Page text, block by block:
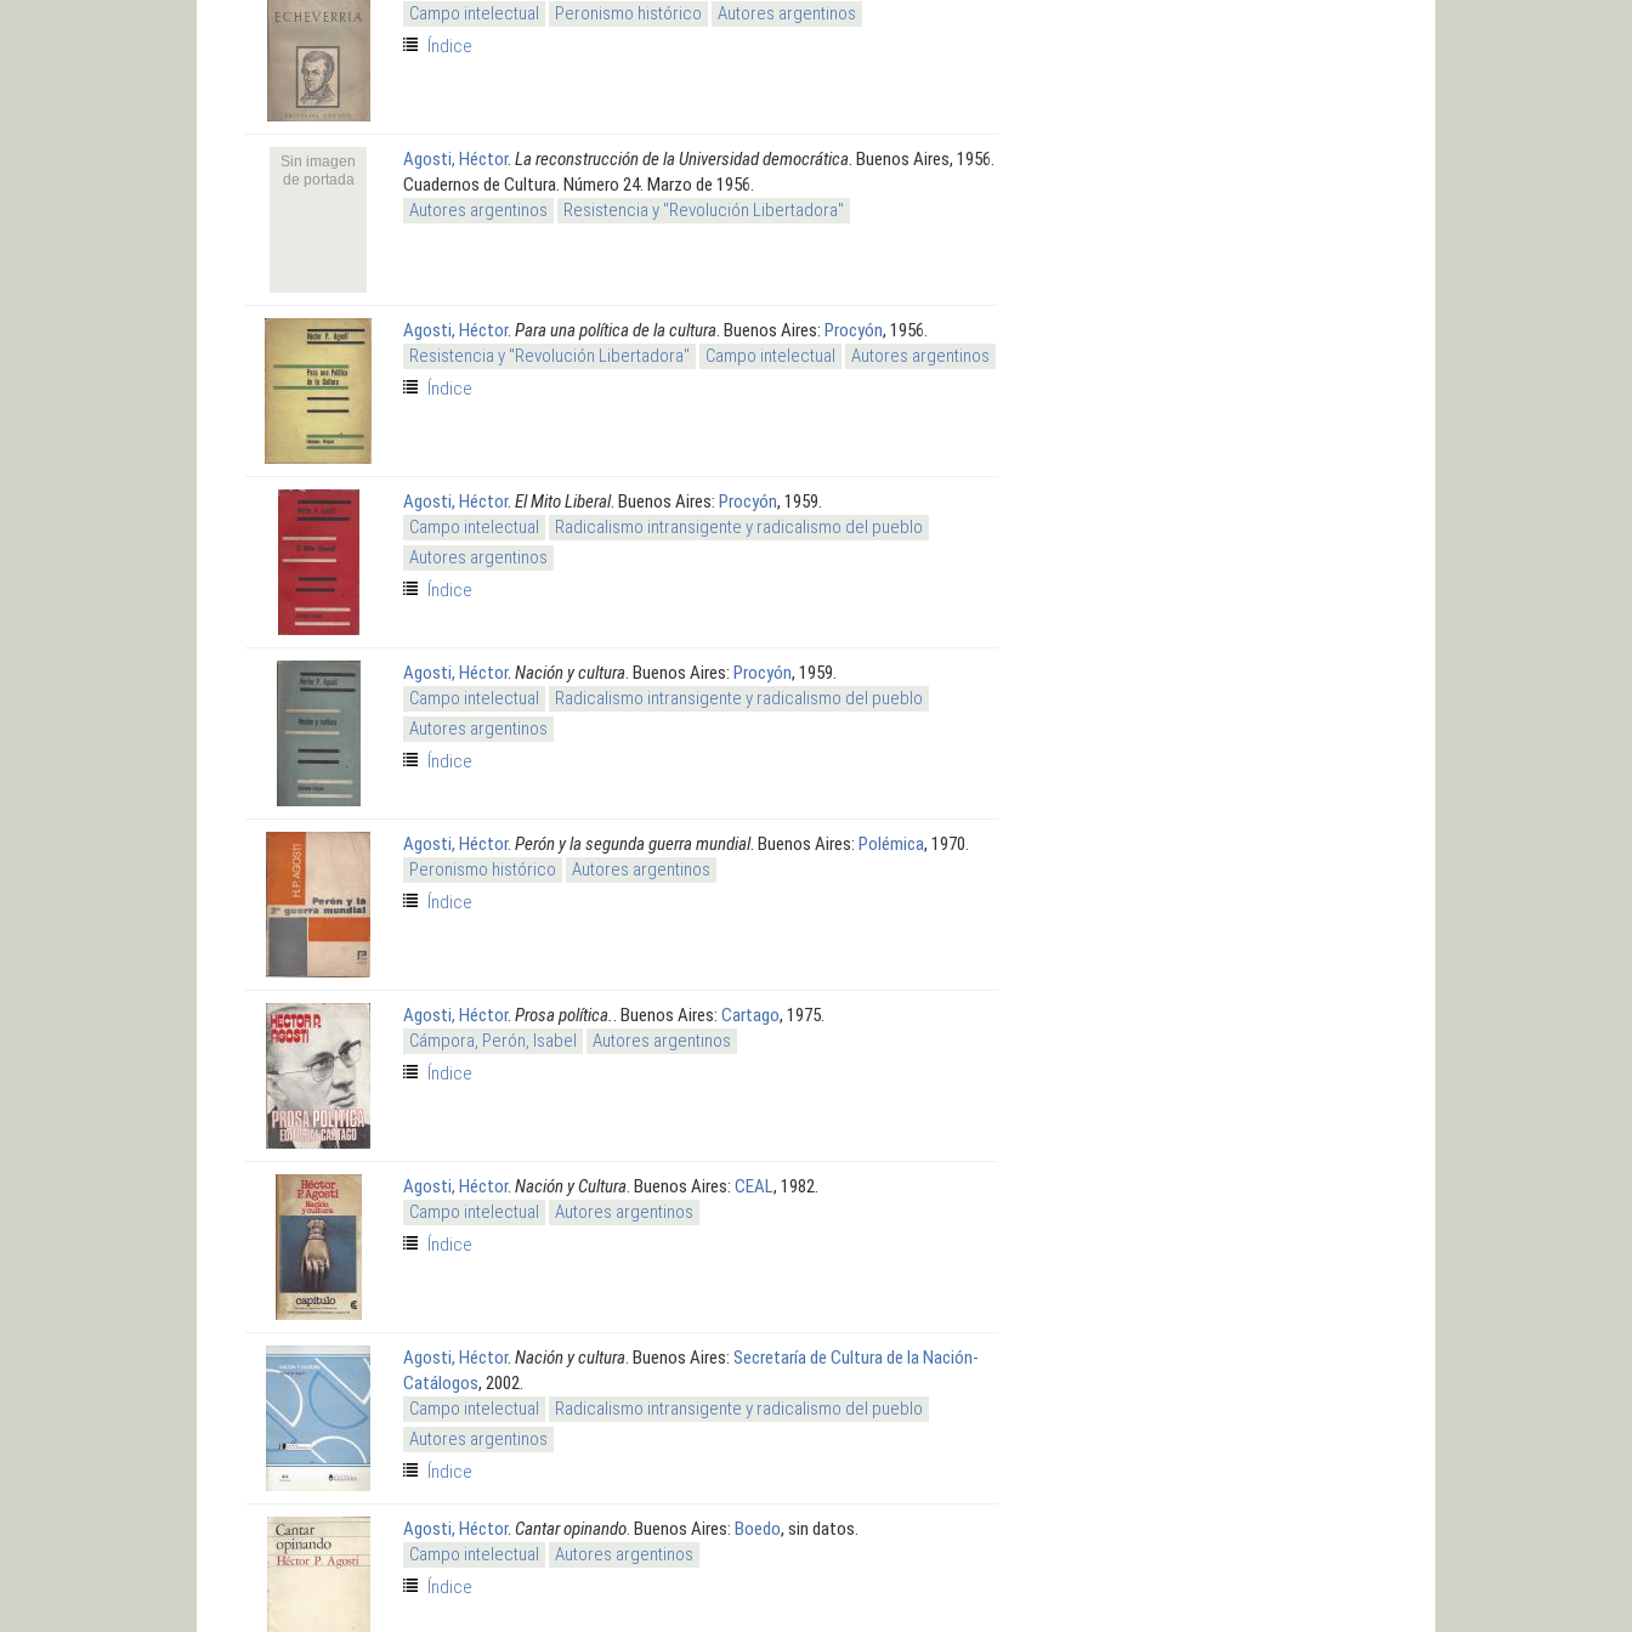
Campo intelectual
Peronismo histórico
Autores argentinos
Índice
Sin imagen
de portada
Agosti, Héctor. La reconstrucción de la Universidad democrática . Buenos Aires, 1956.
Cuadernos de Cultura. Número 24. Marzo de 1956.
Autores argentinos
Resistencia y "Revolución Libertadora"
Agosti, Héctor. Para una política de la cultura . Buenos Aires: Procyón, 1956.
Resistencia y "Revolución Libertadora"
Campo intelectual
Autores argentinos
Índice
Agosti, Héctor. El Mito Liberal. Buenos Aires: Procyón, 1959.
Campo intelectual
Radicalismo intransigente y radicalismo del pueblo
Autores argentinos
Índice
Agosti, Héctor. Nación y cultura . Buenos Aires: Procyón, 1959.
Campo intelectual
Radicalismo intransigente y radicalismo del pueblo
Autores argentinos
Índice
Agosti, Héctor. Perón y la segunda guerra mundial. Buenos Aires: Polémica, 1970.
Peronismo histórico
Autores argentinos
Índice
Agosti, Héctor. Prosa política. . Buenos Aires: Cartago, 1975.
Cámpora, Perón, Isabel
Autores argentinos
Índice
Agosti, Héctor. Nación y Cultura . Buenos Aires: CEAL, 1982.
Campo intelectual
Autores argentinos
Índice
Agosti, Héctor. Nación y cultura . Buenos Aires: Secretaría de Cultura de la Nación-
Catálogos, 2002.
Campo intelectual
Radicalismo intransigente y radicalismo del pueblo
Autores argentinos
Índice
Agosti, Héctor. Cantar opinando . Buenos Aires: Boedo, sin datos.
Campo intelectual
Autores argentinos
Índice